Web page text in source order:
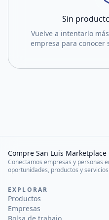
Sin
Vuelve a intentarlo
empresa para conocer
Compre San Luis Marketplace
Conectamos empresas y personas
oportunidades, productos y
EXPLORAR
Productos
Empresas